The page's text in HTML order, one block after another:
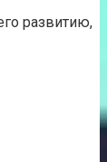
развитию,